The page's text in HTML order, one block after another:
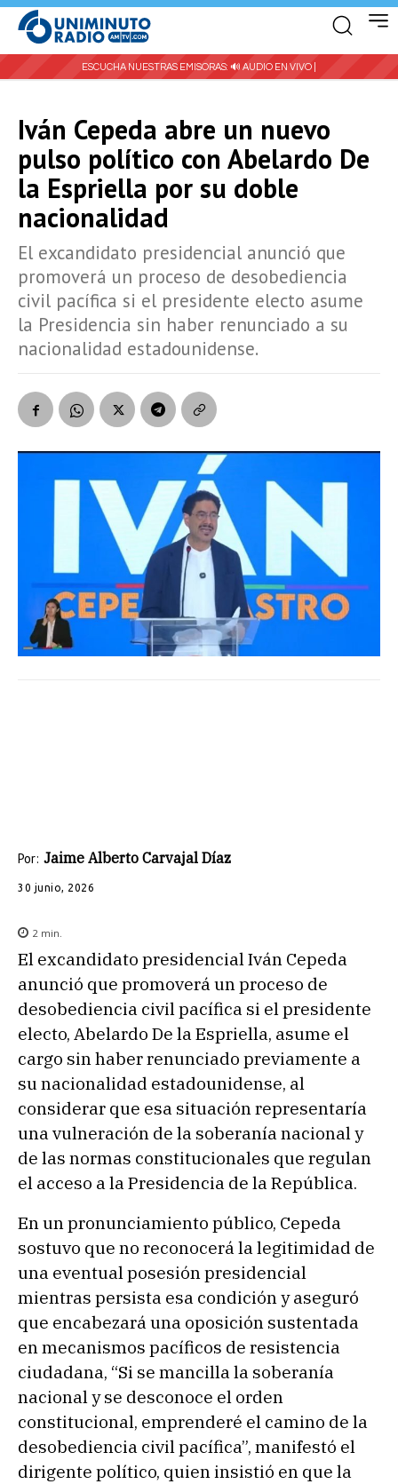
ESCUCHA NUESTRAS EMISORAS: 🔊 AUDIO EN VIVO |
Iván Cepeda abre un nuevo
pulso político con Abelardo De
la Espriella por su doble
nacionalidad
El excandidato presidencial anunció que
promoverá un proceso de desobediencia
civil pacífica si el presidente electo asume
la Presidencia sin haber renunciado a su
nacionalidad estadounidense.
Por: Jaime Alberto Carvajal Díaz
30 junio, 2026
2 min.
El excandidato presidencial Iván Cepeda
anunció que promoverá un proceso de
desobediencia civil pacífica si el presidente
electo, Abelardo De la Espriella, asume el
cargo sin haber renunciado previamente a
su nacionalidad estadounidense, al
considerar que esa situación representaría
una vulneración de la soberanía nacional y
de las normas constitucionales que regulan
el acceso a la Presidencia de la República.
En un pronunciamiento público, Cepeda
sostuvo que no reconocerá la legitimidad de
una eventual posesión presidencial
mientras persista esa condición y aseguró
que encabezará una oposición sustentada
en mecanismos pacíficos de resistencia
ciudadana, “Si se mancilla la soberanía
nacional y se desconoce el orden
constitucional, emprenderé el camino de la
desobediencia civil pacífica”, manifestó el
dirigente político, quien insistió en que la